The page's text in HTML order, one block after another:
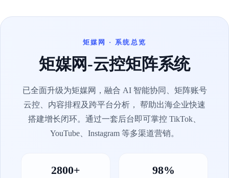
矩媒网 · 系统总览
矩媒网-云控矩阵系统
已全面升级为矩媒网，融合 AI 智能协同、矩阵账号
云控、内容排程及跨平台分析， 帮助出海企业快速
搭建增长闭环。通过一套后台即可掌控 TikTok、
YouTube、Instagram 等多渠道营销。
2800+ 98%